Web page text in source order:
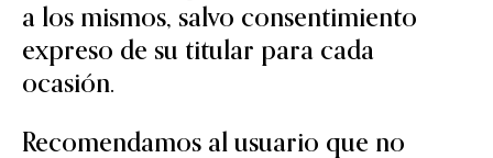
a los mismos, salvo consentimiento
expreso de su titular para cada
ocasión.
Recomendamos al usuario que no